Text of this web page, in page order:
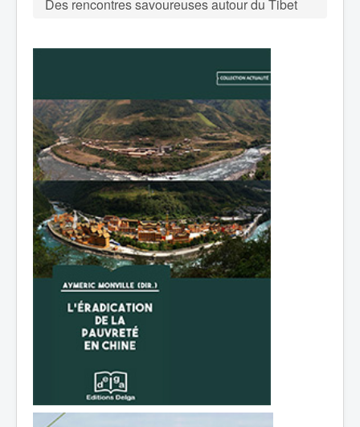
Des rencontres savoureuses autour du Tibet